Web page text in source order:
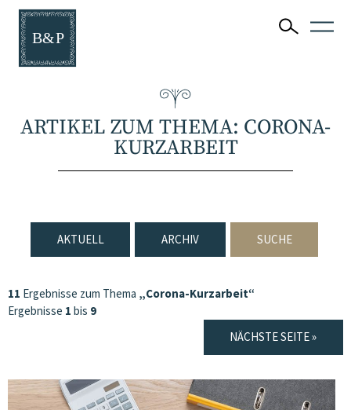
ARTIKEL ZUM THEMA: CORONA-
KURZARBEIT
AKTUELL ARCHIV SUCHE
11 Ergebnisse zum Thema „Corona-Kurzarbeit“
Ergebnisse 1 bis 9
NÄCHSTE SEITE »